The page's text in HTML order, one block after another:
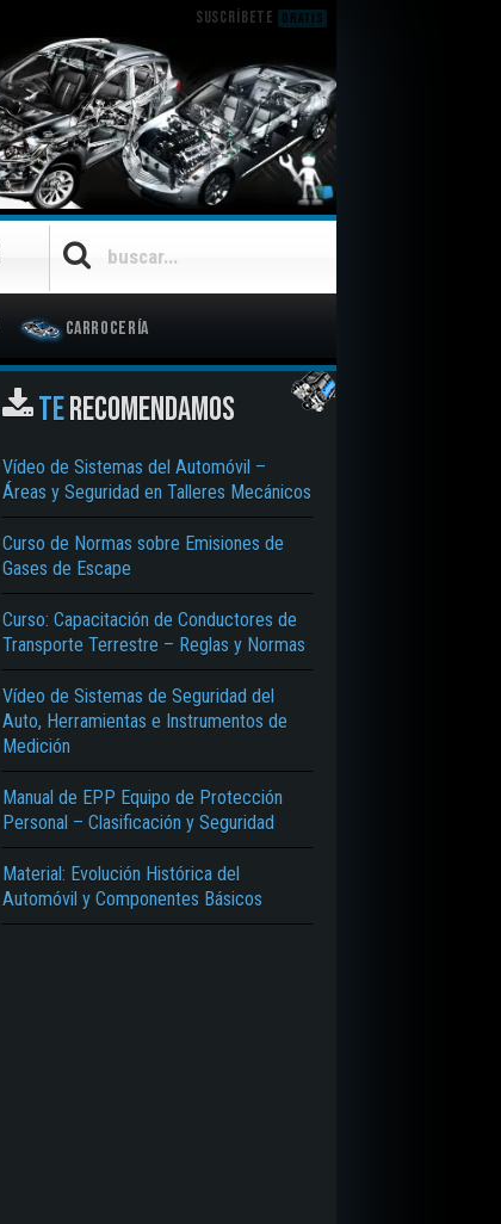
SUSCRÍBETE GRATIS
Carrocería
TERECOMENDAMOS
Vídeo de Sistemas del Automóvil –
Áreas y Seguridad en Talleres Mecánicos
Curso de Normas sobre Emisiones de
Gases de Escape
Curso: Capacitación de Conductores de
Transporte Terrestre – Reglas y Normas
Vídeo de Sistemas de Seguridad del
Auto, Herramientas e Instrumentos de
Medición
Manual de EPP Equipo de Protección
Personal – Clasificación y Seguridad
Material: Evolución Histórica del
Automóvil y Componentes Básicos